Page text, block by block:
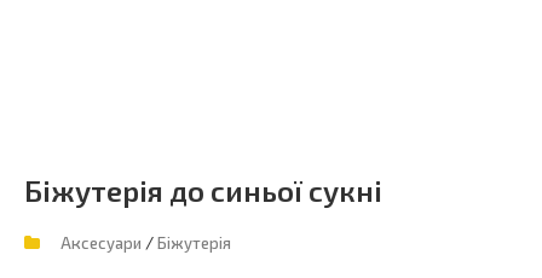
Біжутерія до синьої сукні
Аксесуари /Біжутерія